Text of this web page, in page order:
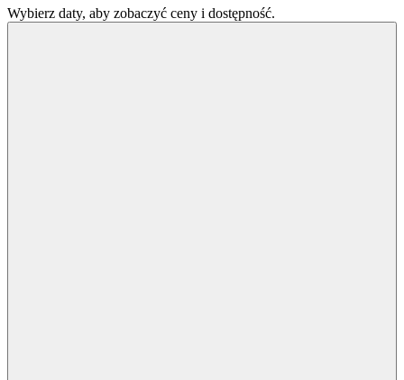
Wybierz daty, aby zobaczyć ceny i dostępność.